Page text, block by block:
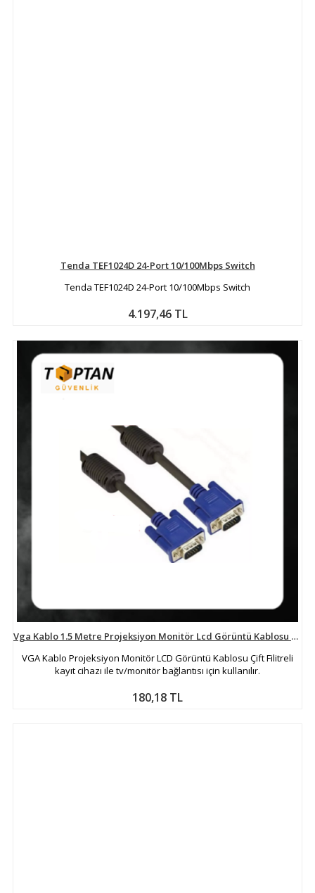
Tenda TEF1024D 24-Port 10/100Mbps Switch
Tenda TEF1024D 24-Port 10/100Mbps Switch
4.197,46 TL
Vga Kablo 1.5 Metre Projeksiyon Monitör Lcd Görüntü Kablosu ARNA-6061
VGA Kablo Projeksiyon Monitör LCD Görüntü Kablosu Çift Filitreli
kayıt cihazı ile tv/monitör bağlantısı için kullanılır.
180,18 TL